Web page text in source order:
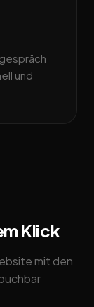
und
Klick
mit den